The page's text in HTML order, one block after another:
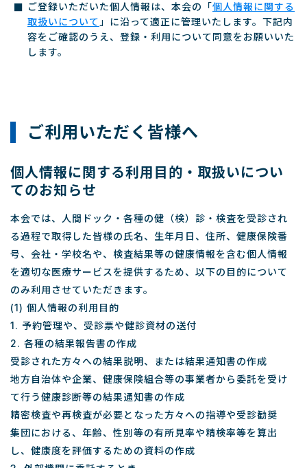
ご登録いただいた個人情報は、本会の「個人情報に関する
取扱いについて 」に沿って適正に管理いたします。下記内
容をご確認のうえ、登録・利用について同意をお願いいた
します。
ご利用いただく皆様へ
個人情報に関する利用目的・取扱いについ
てのお知らせ
本会では、人間ドック・各種の健（検）診・検査を受診され
る過程で取得した皆様の氏名、生年月日、住所、健康保険番
号、会社・学校名や、検査結果等の健康情報を含む個人情報
を適切な医療サービスを提供するため、以下の目的について
のみ利用させていただきます。
(1) 個人情報の利用目的
1. 予約管理や、受診票や健診資材の送付
2. 各種の結果報告書の作成
受診された方々への結果説明、または結果通知書の作成
地方自治体や企業、健康保険組合等の事業者から委託を受け
て行う健康診断等の結果通知書の作成
精密検査や再検査が必要となった方々への指導や受診勧奨
集団における、年齢、性別等の有所見率や精検率等を算出
し、健康度を評価するための資料の作成